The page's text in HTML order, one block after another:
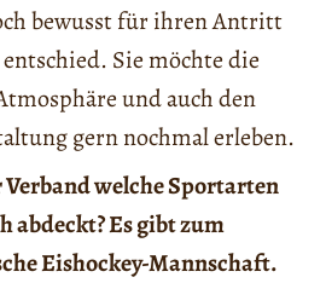
bewusst für ihren Antritt
Sie möchte die
und auch den
gern nochmal erleben.
welche Sportarten
Es gibt zum
Eishockey-Mannschaft.